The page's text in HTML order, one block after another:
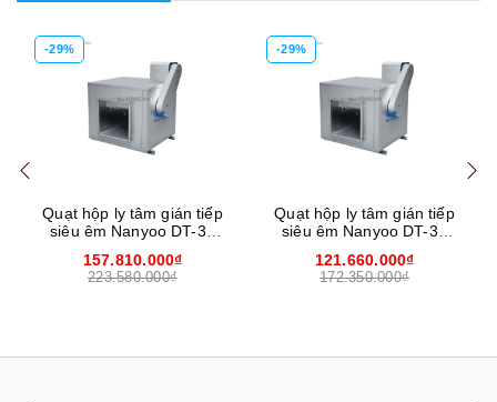
-29%
Quạt hộp ly tâm gián tiếp
siêu êm Nanyoo DT-33
157.810.000₫
223.580.000₫
-29%
Quạt hộp ly tâm gián tiếp
siêu êm Nanyoo DT-30
121.660.000₫
172.350.000₫